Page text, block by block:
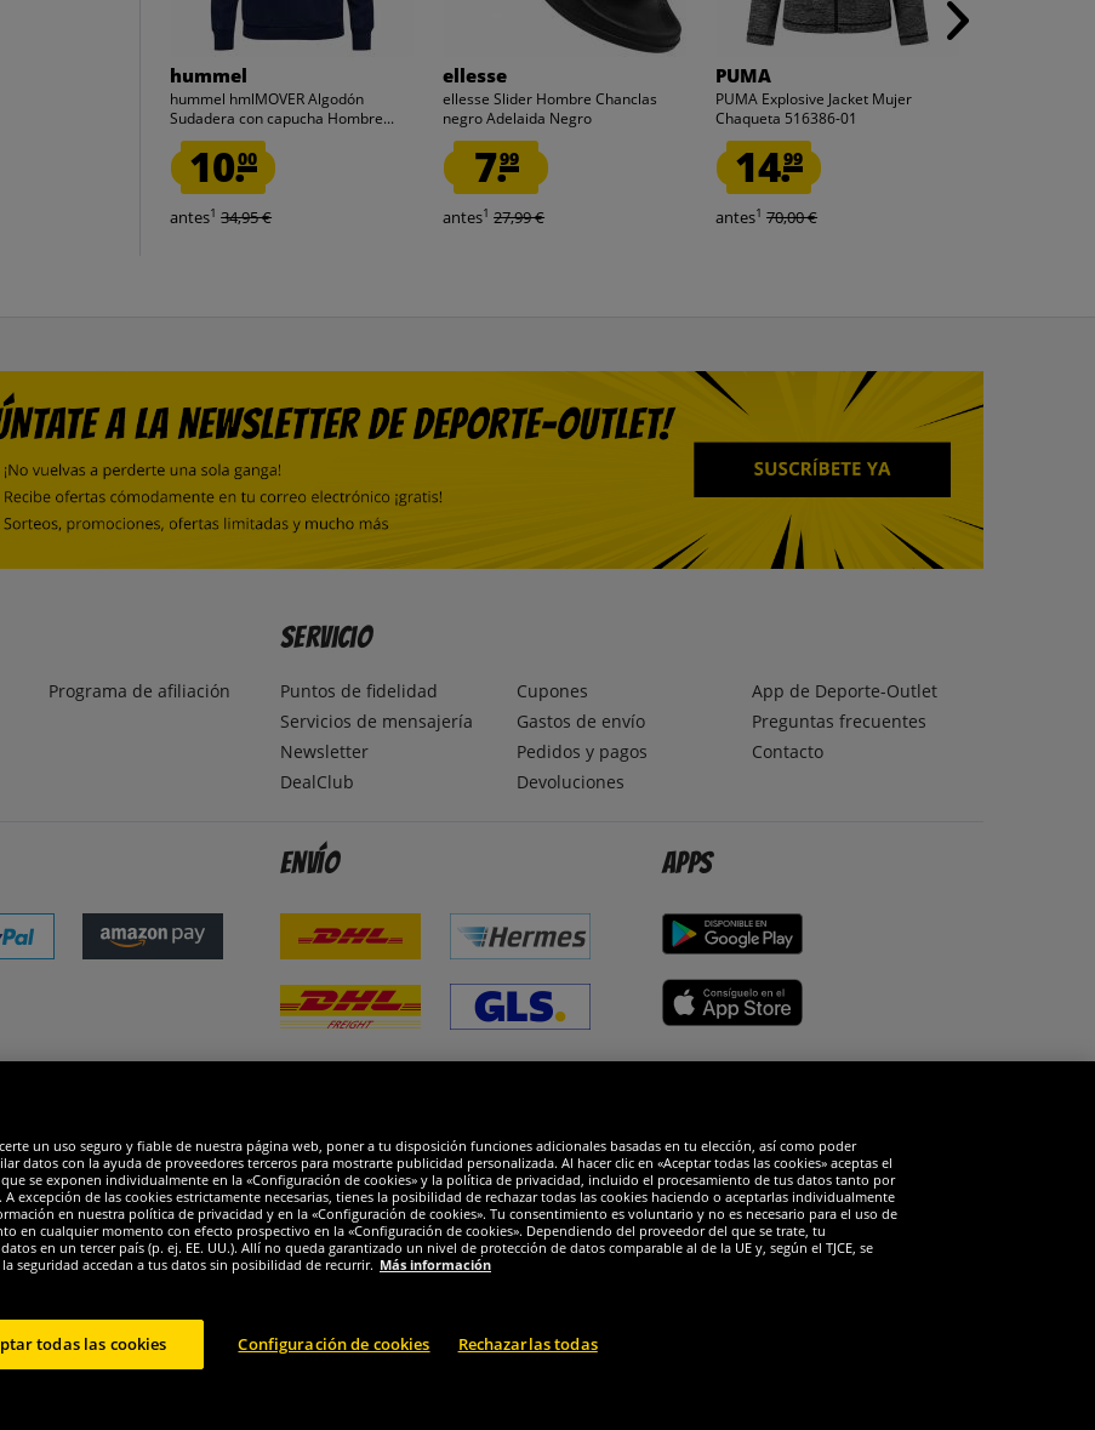
hummel
hummel hmlMOVER Algodón
Sudadera con capucha Hombre...
10.00
antes1 34,95 €
ellesse
ellesse Slider Hombre Chanclas
negro Adelaida Negro
7.99
antes1 27,99 €
PUMA
PUMA Explosive Jacket Mujer
Chaqueta 516386-01
14.99
antes1 70,00 €
Programa de afiliación
Servicio
Puntos de fidelidad
Servicios de mensajería
Newsletter
DealClub
Cupones
Gastos de envío
Pedidos y pagos
Devoluciones
App de Deporte-Outlet
Preguntas frecuentes
Contacto
Envío Apps
un uso seguro y fiable de nuestra página web, poner a tu disposición funciones adicionales basadas en tu elección, así como poder
datos con la ayuda de proveedores terceros para mostrarte publicidad personalizada. Al hacer clic en «Aceptar todas las cookies» aceptas el
se exponen individualmente en la «Configuración de cookies» y la política de privacidad, incluido el procesamiento de tus datos tanto por
excepción de las cookies estrictamente necesarias, tienes la posibilidad de rechazar todas las cookies haciendo o aceptarlas individualmente
en nuestra política de privacidad y en la «Configuración de cookies». Tu consentimiento es voluntario y no es necesario para el uso de
en cualquier momento con efecto prospectivo en la «Configuración de cookies». Dependiendo del proveedor del que se trate, tu
en un tercer país (p. ej. EE. UU.). Allí no queda garantizado un nivel de protección de datos comparable al de la UE y, según el TJCE, se
seguridad accedan a tus datos sin posibilidad de recurrir. Más información
Configuración de cookies Rechazarlas todas
todas las cookies